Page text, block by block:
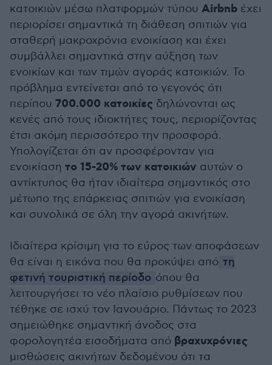
κατοικιών μέσω πλατφορμών τύπου Airbnb έχει
περιορίσει σημαντικά τη διάθεση σπιτιών για
σταθερή μακροχρόνια ενοικίαση και έχει
συμβάλλει σημαντικά στην αύξηση των
ενοικίων και των τιμών αγοράς κατοικιών. Το
πρόβλημα εντείνεται από το γεγονός ότι
περίπου 700.000 κατοικίες δηλώνονται ως
κενές από τους ιδιοκτήτες τους, περιορίζοντας
έτσι ακόμη περισσότερο την προσφορά.
Υπολογίζεται ότι αν προσφέρονταν για
ενοικίαση το 15-20% των κατοικιών αυτών ο
αντίκτυπος θα ήταν ιδιαίτερα σημαντικός στο
μέτωπο της επάρκειας σπιτιών για ενοικίαση
και συνολικά σε όλη την αγορά ακινήτων.
Ιδιαίτερα κρίσιμη για το εύρος των αποφάσεων
θα είναι η εικόνα που θα προκύψει από τη
φετινή τουριστική περίοδο όπου θα
λειτουργήσει το νέο πλαίσιο ρυθμίσεων που
τέθηκε σε ισχύ τον Ιανουάριο. Πάντως το 2023
σημειώθηκε σημαντική άνοδος στα
φορολογητέα εισοδήματα από βραχυχρόνιες
μισθώσεις ακινήτων δεδομένου ότι τα